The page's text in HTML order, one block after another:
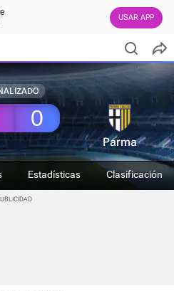
USAR APP
0
Parma
Estadísticas Clasificación